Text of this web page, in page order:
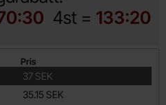
4st = 133:20
Pris
37 SEK
35.15 SEK